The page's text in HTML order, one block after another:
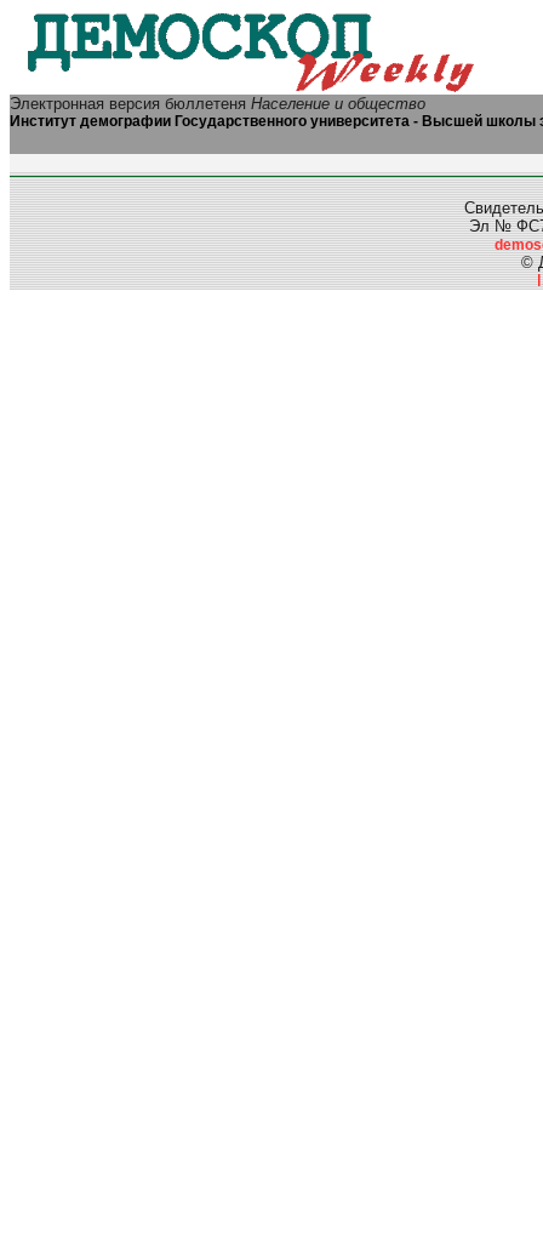
Электронная версия бюллетеня Население и общество
Институт демографии Государственного университета - Высшей школы
Эл №
©